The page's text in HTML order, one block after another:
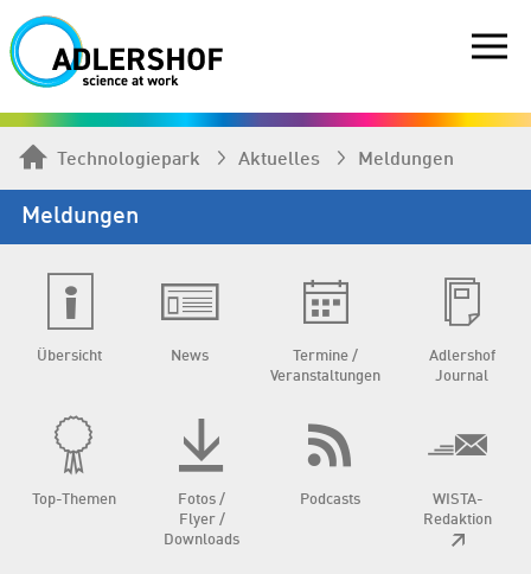
Technologiepark Aktuelles Meldungen
Meldungen
Übersicht News
Termine /
Veranstaltungen
Adlershof
Journal
Top-Themen
Fotos /
Flyer /
Downloads
Podcasts
WISTA-
Redaktion